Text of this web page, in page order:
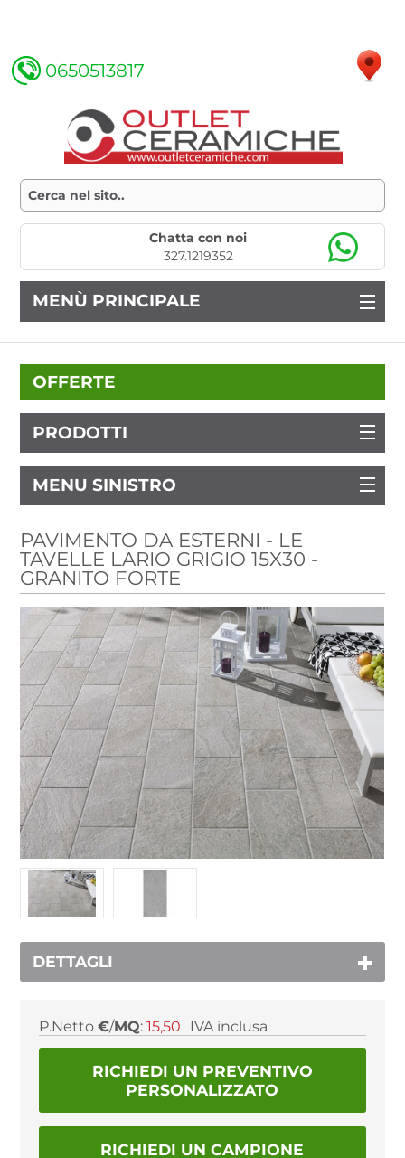
0650513817
Chatta con noi
327.1219352
MENÙ PRINCIPALE
OFFERTE
PRODOTTI
MENU SINISTRO
PAVIMENTO DA ESTERNI - LE
TAVELLE LARIO GRIGIO 15X30 -
GRANITO FORTE
DETTAGLI
P.Netto €/MQ: 15,50 IVA inclusa
RICHIEDI UN PREVENTIVO
PERSONALIZZATO
RICHIEDI UN CAMPIONE